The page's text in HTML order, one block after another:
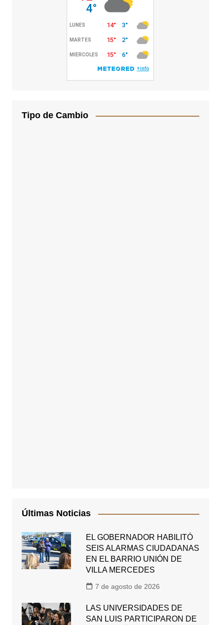
Tipo de Cambio
Últimas Noticias
EL GOBERNADOR HABILITÓ
SEIS ALARMAS CIUDADANAS
EN EL BARRIO UNIÓN DE
VILLA MERCEDES
7 de agosto de 2026
LAS UNIVERSIDADES DE
SAN LUIS PARTICIPARON DE